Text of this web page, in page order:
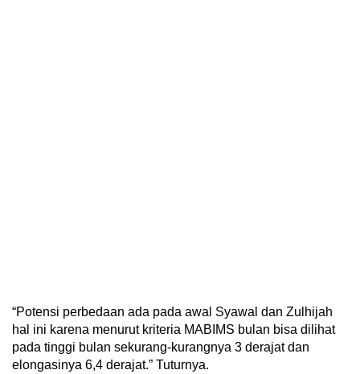
“Potensi perbedaan ada pada awal Syawal dan Zulhijah
hal ini karena menurut kriteria MABIMS bulan bisa dilihat
pada tinggi bulan sekurang-kurangnya 3 derajat dan
elongasinya 6,4 derajat.” Tuturnya.